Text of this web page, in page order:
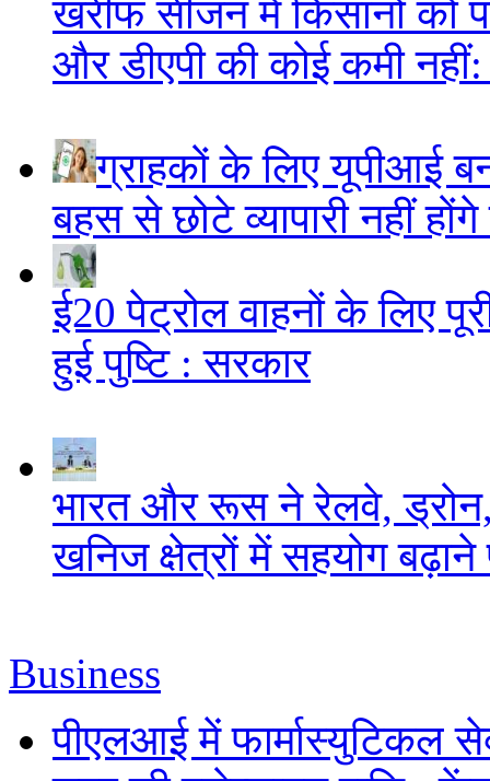
खरीफ सीजन में किसानों को
और डीएपी की कोई कमी
ग्राहकों के लिए यूपीआई
बहस से छोटे व्यापारी नहीं
ई20 पेट्रोल वाहनों के लिए
हुई पुष्टि : सरकार
भारत और रूस ने रेलवे, ड्रोन,
खनिज क्षेत्रों में सहयोग
Business
पीएलआई में फार्मास्युटिकल